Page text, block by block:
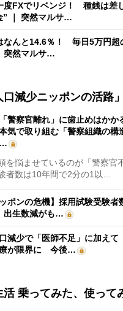
度FXでリベンジ！ 種銭は差
” ｜ 突然マルサ…
なんと14.6％！ 毎日5万円超
突然マルサ…
減少ニッポンの活路」
「警察官離れ」に歯止めはか
気で取り組む「警察組織の
を悩ませているのが「警察官
者数は10年間で2分の1以…
ポンの危機】採用試験受験者
生数減がも…
減少で「医師不足」に加えて
療が限界に 今後…
乗ってみた、使って